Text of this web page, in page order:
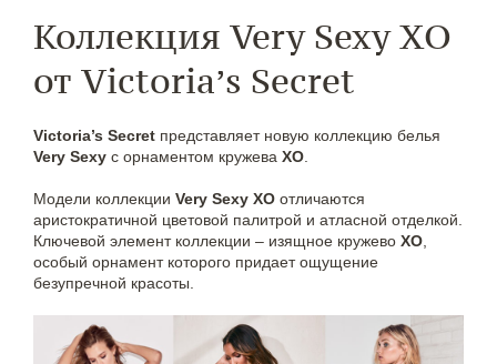
Коллекция Very Sexy XO
от Victoria’s Secret
Victoria’s Secret представляет новую коллекцию белья
Very Sexy с орнаментом кружева XO
Модели коллекции Very Sexy XO отличаются
аристократичной цветовой палитрой и атласной отделкой.
Ключевой элемент коллекции – изящное кружево XО
особый орнамент которого придает ощущение
безупречной красоты.